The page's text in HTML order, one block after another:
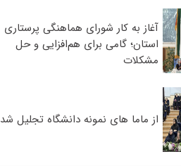
آغاز به کار شورای هماهنگی پرستاری
استان؛ گامی برای هم‌افزایی و حل
مشکلات
از ماما های نمونه دانشگاه تجلیل شد